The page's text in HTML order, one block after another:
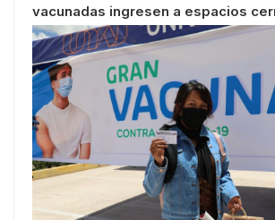
vacunadas ingresen a espacios